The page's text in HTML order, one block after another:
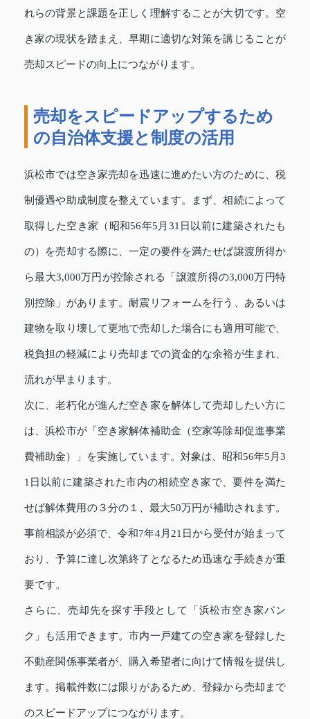
れらの背景と課題を正しく理解することが大切です。空
き家の現状を踏まえ、早期に適切な対策を講じることが
売却スピードの向上につながります。
売却をスピードアップするため
の自治体支援と制度の活用
浜松市では空き家売却を迅速に進めたい方のために、税
制優遇や助成制度を整えています。まず、相続によって
取得した空き家（昭和56年5月31日以前に建築されたも
の）を売却する際に、一定の要件を満たせば譲渡所得か
ら最大3,000万円が控除される「譲渡所得の3,000万円特
別控除」があります。耐震リフォームを行う、あるいは
建物を取り壊して更地で売却した場合にも適用可能で、
税負担の軽減により売却までの資金的な余裕が生まれ、
流れが早まります。
次に、老朽化が進んだ空き家を解体して売却したい方に
は、浜松市が「空き家解体補助金（空家等除却促進事業
費補助金）」を実施しています。対象は、昭和56年5月3
1日以前に建築された市内の相続空き家で、要件を満た
せば解体費用の３分の１、最大50万円が補助されます。
事前相談が必須で、令和7年4月21日から受付が始まって
おり、予算に達し次第終了となるため迅速な手続きが重
要です。
さらに、売却先を探す手段として「浜松市空き家バン
ク」も活用できます。市内一戸建ての空き家を登録した
不動産関係事業者が、購入希望者に向けて情報を提供し
ます。掲載件数には限りがあるため、登録から売却まで
のスピードアップにつながります。